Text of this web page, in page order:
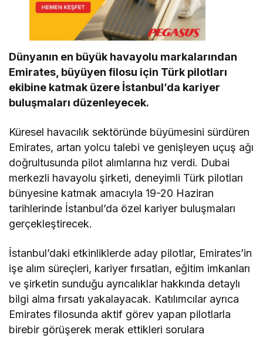
Dünyanın en büyük havayolu markalarından
Emirates, büyüyen filosu için Türk pilotları
ekibine katmak üzere İstanbul’da kariyer
buluşmaları düzenleyecek.
Küresel havacılık sektöründe büyümesini sürdüren
Emirates, artan yolcu talebi ve genişleyen uçuş ağı
doğrultusunda pilot alımlarına hız verdi. Dubai
merkezli havayolu şirketi, deneyimli Türk pilotları
bünyesine katmak amacıyla 19-20 Haziran
tarihlerinde İstanbul’da özel kariyer buluşmaları
gerçekleştirecek.
İstanbul’daki etkinliklerde aday pilotlar, Emirates’in
işe alım süreçleri, kariyer fırsatları, eğitim imkanları
ve şirketin sunduğu ayrıcalıklar hakkında detaylı
bilgi alma fırsatı yakalayacak. Katılımcılar ayrıca
Emirates filosunda aktif görev yapan pilotlarla
birebir görüşerek merak ettikleri sorulara